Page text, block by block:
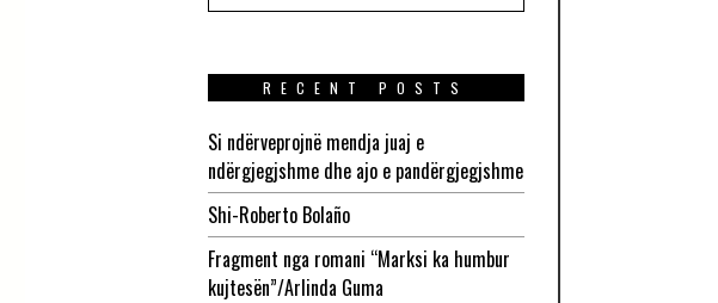
RECENT POSTS
Si ndërveprojnë mendja juaj e
ndërgjegjshme dhe ajo e pandërgjegjshme
Shi-Roberto Bolaño
Fragment nga romani “Marksi ka humbur
kujtesën”/Arlinda Guma